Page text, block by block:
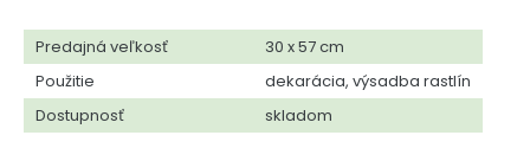
Predajná veľkosť
30 x 57 cm
Použitie
dekarácia, výsadba rastlín
Dostupnosť
skladom